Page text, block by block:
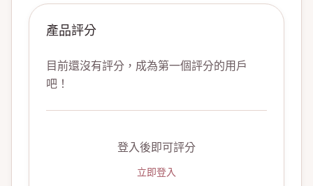
產品評分
目前還沒有評分，成為第一個評分的用戶
吧！
登入後即可評分
立即登入